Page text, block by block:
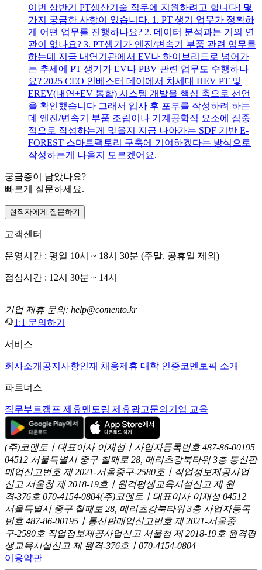
이번 상반기 PT생산기술 직무에 지원하려고 합니다! 몇
가지 궁금한 사항이 있습니다. 1. PT 생기 업무가 정확하
게 어떤 업무를 진행하나요? 2. 데이터 분석과는 거의 연
관이 없나요? 3. PT생기가 엔진/변속기 부품 관련 업무를
하는데 지금 내연기관에서 EV나 하이브리드로 넘어가
는 추세에 PT 생기가 EV나 PBV 관련 업무도 수행하나
요? 2025 CEO 인베스터 데이에서 차세대 HEV PT 및
EREV(내연+EV 통합) 시스템 개발을 핵심 축으로 선언
을 확인했습니다 그래서 입사 후 포부를 작성하려 하는
데 엔진/변속기 부품 조립이나 기계공학적 요소에 집중
적으로 작성하는게 맞을지 지금 나아가는 SDF 기반 E-
FOREST 스마트팩토리 구축에 기여하겠다는 방식으로
작성하는게 나을지 모르겠어요.
궁금증이 남았나요?
빠르게 질문하세요.
현직자에게 질문하기
고객센터
운영시간 : 평일 10시 ~ 18시 30분 (주말, 공휴일 제외)
점심시간 : 12시 30분 ~ 14시
기업 제휴 문의: help@comento.kr
1:1 문의하기
서비스
회사소개 공지사항인재 채용제휴 대학 인증코멘토픽 소개
파트너스
직무부트캠프 제휴멘토링 제휴광고문의 기업 교육
(주)코멘토ㅣ대표이사 이재성ㅣ사업자등록번호 487-86-00195
04512 서울특별시 중구 칠패로 28, 메리츠강북타워 3층 통신판
매업신고번호 제 2021-서울중구-2580호ㅣ직업정보제공사업
신고 서울청 제 2018-19호ㅣ원격평생교육시설신고 제 원
격-376호 070-4154-0804(주)코멘토ㅣ대표이사 이재성 04512
서울특별시 중구 칠패로 28, 메리츠강북타워 3층 사업자등록
번호 487-86-00195ㅣ통신판매업신고번호 제 2021-서울중
구-2580호 직업정보제공사업신고 서울청 제 2018-19호 원격평
생교육시설신고 제 원격-376호ㅣ070-4154-0804
이용약관